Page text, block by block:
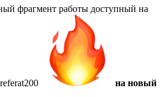
фрагмент работы доступный на
на новый